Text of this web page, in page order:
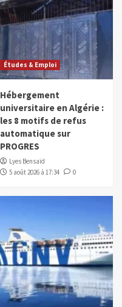
Études & Emploi
Hébergement
universitaire en Algérie :
les 8 motifs de refus
automatique sur
PROGRES
Lyes Bensaïd
5 août 2026 à 17:34
0